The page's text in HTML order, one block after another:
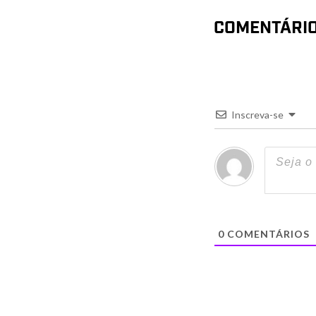
Inscreva-se
0COMENTÁRIOS